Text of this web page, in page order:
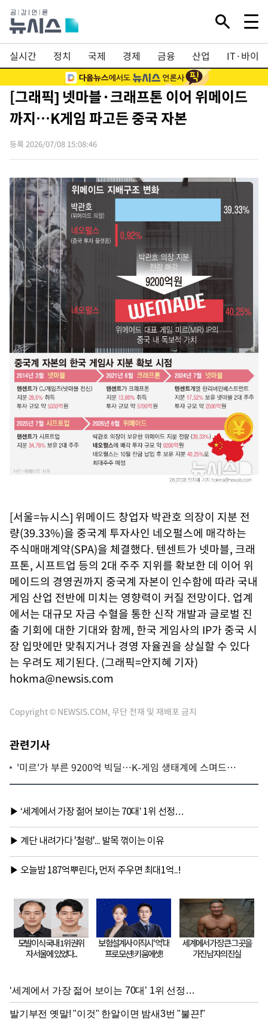
실시간 정치 국제 경제 금융 산업 IT·바이오
[그래픽] 넷마블·크래프톤 이어 위메이드
까지…K게임 파고든 중국 자본
등록 2026/07/08 15:08:46
[서울=뉴시스] 위메이드 창업자 박관호 의장이 지분 전
량(39.33%)을 중국계 투자사인 네오펄스에 매각하는
주식매매계약(SPA)을 체결했다. 텐센트가 넷마블, 크래
프톤, 시프트업 등의 2대 주주 지위를 확보한 데 이어 위
메이드의 경영권까지 중국계 자본이 인수함에 따라 국내
게임 산업 전반에 미치는 영향력이 커질 전망이다. 업계
에서는 대규모 자금 수혈을 통한 신작 개발과 글로벌 진
출 기회에 대한 기대와 함께, 한국 게임사의 IP가 중국 시
장 입맛에만 맞춰지거나 경영 자율권을 상실할 수 있다
는 우려도 제기된다. (그래픽=안지혜 기자)
hokma@newsis.com
Copyright © NEWSIS.COM, 무단 전재 및 재배포 금지
관련기사
'미르'가 부른 9200억 빅딜…K-게임 생태계에 스며드는
'차이나 머니'